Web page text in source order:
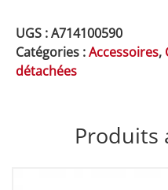
UGS :A714100590
Catégories :Accessoires,
détachées
Produits